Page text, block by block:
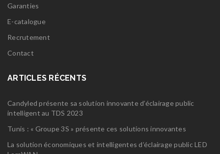
Garanties
E-catalogue
Recrutement
Contact
ARTICLES RÉCENTS
Candyled présente sa solution innovante d’éclairage public
intelligent au TDS 2023
Tunis : « Groupe 3S » présente ces solutions innovantes
La solution économiques et intelligentes d’éclairage public LED